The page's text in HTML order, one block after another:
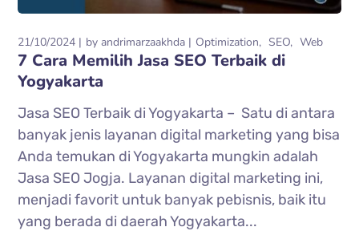
21/10/2024 by andrimarzaakhda Optimization SEO Web
7 Cara Memilih Jasa SEO Terbaik di
Yogyakarta
Jasa SEO Terbaik di Yogyakarta – Satu di antara
banyak jenis layanan digital marketing yang bisa
Anda temukan di Yogyakarta mungkin adalah
Jasa SEO Jogja. Layanan digital marketing ini,
menjadi favorit untuk banyak pebisnis, baik itu
yang berada di daerah Yogyakarta...